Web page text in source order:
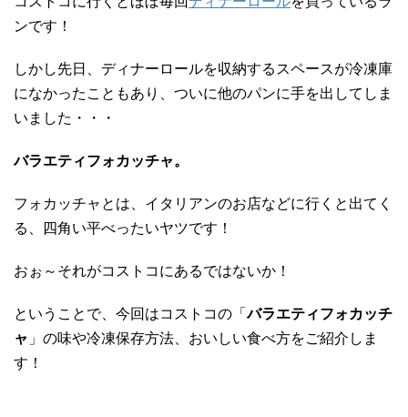
ンです！
しかし先日、ディナーロールを収納するスペースが冷凍庫
になかったこともあり、ついに他のパンに手を出してしま
いました・・・
バラエティフォカッチャ。
フォカッチャとは、イタリアンのお店などに行くと出てく
る、四角い平べったいヤツです！
おぉ～それがコストコにあるではないか！
ということで、今回はコストコの「バラエティフォカッチ
ャ 」の味や冷凍保存方法、おいしい食べ方をご紹介しま
す！